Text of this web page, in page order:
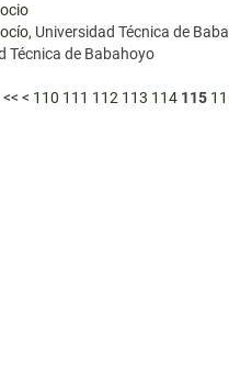
, Universidad Técnica de
Técnica de Babahoyo
<< < 110 111 112 113 114 115